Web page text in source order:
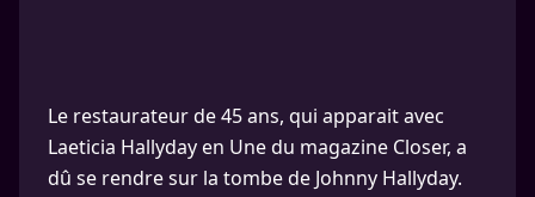
Le restaurateur de 45 ans, qui apparait avec
Laeticia Hallyday en Une du magazine Closer, a
dû se rendre sur la tombe de Johnny Hallyday.